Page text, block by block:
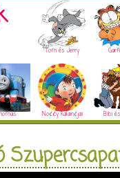
Tom és Jerry
Noddy kalandjai Bibi